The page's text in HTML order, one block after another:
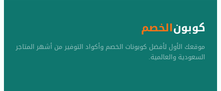
كوبونالخصم
موقعك الأول لأفضل كوبونات الخصم وأكواد التوفير من أشهر المتاجر
السعودية والعالمية.